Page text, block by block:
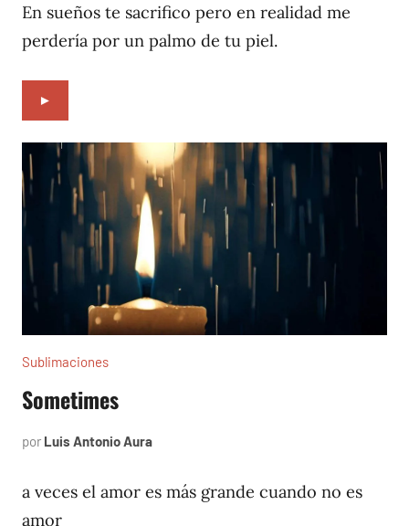
2022
En sueños te sacrifico pero en realidad me
perdería por un palmo de tu piel.
►
Sublimaciones
Sometimes
por Luis Antonio Aura
2022
a veces el amor es más grande cuando no es
amor